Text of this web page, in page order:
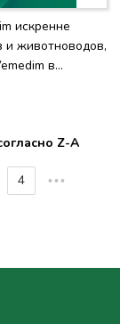
искренне
и животноводов,
в
согласно Z-A
4 •••